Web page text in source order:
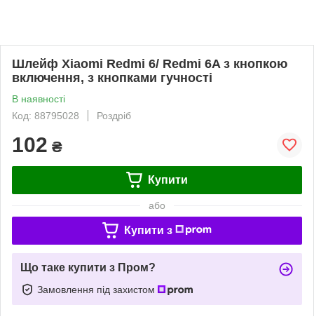
Шлейф Xiaomi Redmi 6/ Redmi 6A з кнопкою
включення, з кнопками гучності
В наявності
Код: 88795028
Роздріб
102 ₴
Купити
або
Купити з
Що таке купити з Пром?
Замовлення під захистом